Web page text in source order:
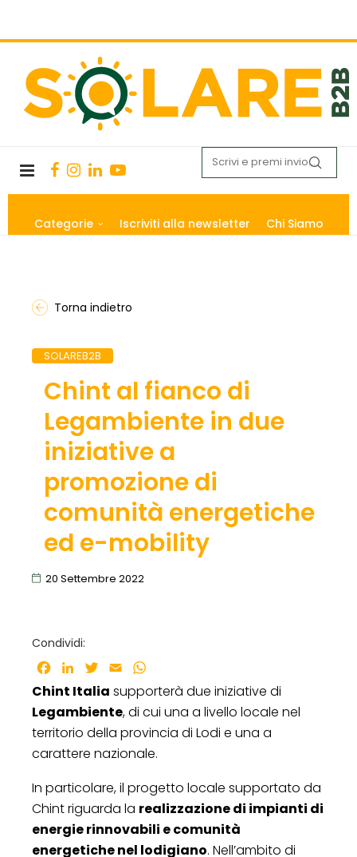
Categorie Iscriviti alla newsletter Chi Siamo
Torna indietro
SOLAREB2B
Chint al fianco di
Legambiente in due
iniziative a
promozione di
comunità energetiche
ed e-mobility
20 Settembre 2022
Condividi:
Facebook
LinkedInTwitter
Email
Chint Italia supporterà due iniziative di
Legambiente, di cui una a livello locale nel
territorio della provincia di Lodi e una a
carattere nazionale.
In particolare, il progetto locale supportato da
Chint riguarda la realizzazione di impianti di
energie rinnovabili e comunità
energetiche nel lodigiano. Nell’ambito di